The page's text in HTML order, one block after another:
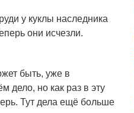
у куклы наследника
они исчезли.
быть, уже в
дело, но как раз в эту
Тут дела ещё больше